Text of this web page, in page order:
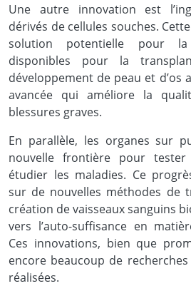
Une autre innovation est
dérivés de cellules souches.
solution potentielle pour la
disponibles pour la
développement de peau et d’os
avancée qui améliore la
blessures graves.
En parallèle, les organes sur
nouvelle frontière pour
étudier les maladies. Ce
sur de nouvelles méthodes de
création de vaisseaux sanguins
vers l’auto-suffisance en
Ces innovations, bien que
encore beaucoup de
réalisées.